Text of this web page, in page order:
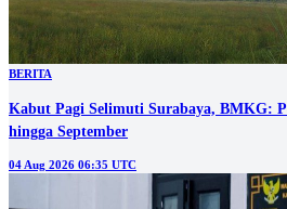
BERITA
Kabut Pagi Selimuti Surabaya, BMKG:
hingga September
04 Aug 2026 06:35 UTC